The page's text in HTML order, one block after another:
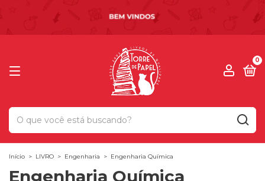
0
Início > LIVRO > Engenharia > Engenharia Química
Engenharia Química